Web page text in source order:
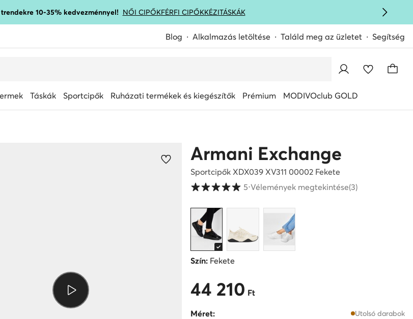
10-35% kedvezménnyel! NŐI CIPŐKFÉRFI CIPŐKKÉZITÁSKÁK
Blog Alkalmazás letöltése Találd meg az üzletet Segítség
Táskák Sportcipők Ruházati termékek és kiegészítők Prémium MODIVOclub GOLD
Armani Exchange
Sportcipők XDX039 XV311 00002 Fekete
Vásárlói értékelések 1-5 skálán
5⋅Vélemények megtekintése(3)
Szín:Fekete
44 210 Ft
44 210 Ft
Méret: Utolsó darabok